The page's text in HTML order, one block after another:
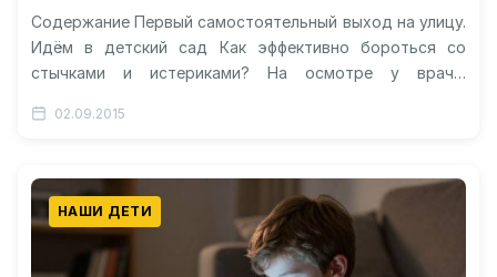
Содержание Первый самостоятельный выход на улицу.
Идём в детский сад Как эффективно бороться со
стычками и истериками? На осмотре у врача.
02.09.2015
НАШИ ДЕТИ